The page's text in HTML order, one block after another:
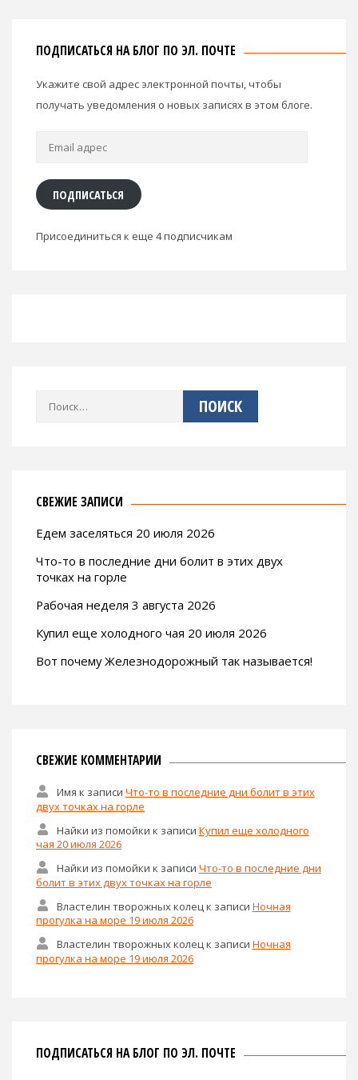
ПОДПИСАТЬСЯ НА БЛОГ ПО ЭЛ. ПОЧТЕ
Укажите свой адрес электронной почты, чтобы
получать уведомления о новых записях в этом блоге.
Email
ПОДПИСАТЬСЯ
Присоединиться к еще 4 подписчикам
Найти:
СВЕЖИЕ ЗАПИСИ
Едем заселяться 20 июля 2026
Что-то в последние дни болит в этих двух
точках на горле
Рабочая неделя 3 августа 2026
Купил еще холодного чая 20 июля 2026
Вот почему Железнодорожный так называется!
СВЕЖИЕ КОММЕНТАРИИ
Имя к записи Что-то в последние дни болит в этих
двух точках на горле
Найки из помойки к записи Купил еще холодного
чая 20 июля 2026
Найки из помойки к записи Что-то в последние дни
болит в этих двух точках на горле
Властелин творожных колец к записи Ночная
прогулка на море 19 июля 2026
Властелин творожных колецк записи Ночная
прогулка на море 19 июля 2026
ПОДПИСАТЬСЯ НА БЛОГ ПО ЭЛ. ПОЧТЕ